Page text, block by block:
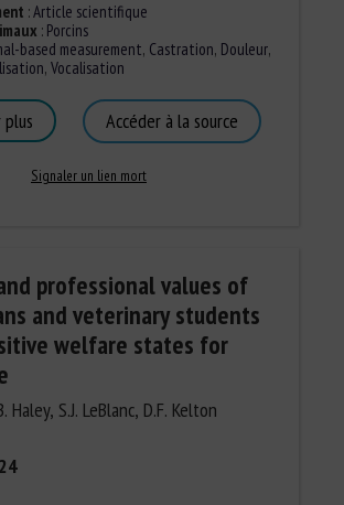
:Article scientifique
: Porcins
based measurement, Castration, Douleur,
, Vocalisation
plus Accéder à la source
Signaler un lien mort
professional values of
and veterinary students
welfare states for
Haley, S.J. LeBlanc, D.F. Kelton